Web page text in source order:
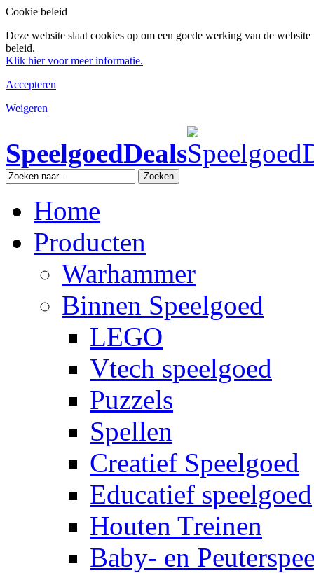
Cookie beleid
Deze website slaat cookies op om een goede werking van de
beleid.
Klik hier voor meer informatie.
Accepteren
Weigeren
SpeelgoedDeals
Zoeken
Home
Producten
Warhammer
Binnen Speelgoed
LEGO
Vtech speelgoed
Puzzels
Spellen
Creatief Speelgoed
Educatief speelgoed
Houten Treinen
Baby- en